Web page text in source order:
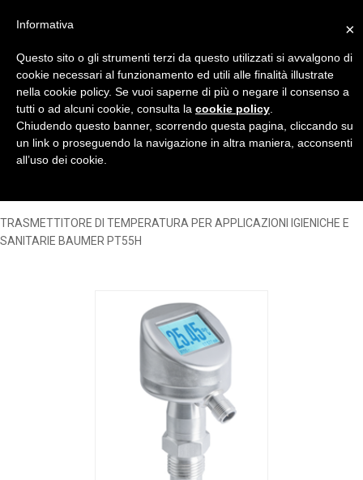
Home MISURA E CONTROLLO TEMPERATURA
TEMPERATURA IGIENICHE
TRASMETTITORE DI TEMPERATURA
PER APPLICAZIONI IGIENICHE E SANITARIE BAUMER PT55H
TRASMETTITORE DI TEMPERATURA PER APPLICAZIONI IGIENICHE E
SANITARIE BAUMER PT55H
×
Informativa
Questo sito o gli strumenti terzi da questo utilizzati si avvalgono di
cookie necessari al funzionamento ed utili alle finalità illustrate
nella cookie policy. Se vuoi saperne di più o negare il consenso a
tutti o ad alcuni cookie, consulta la cookie policy
Chiudendo questo banner, scorrendo questa pagina, cliccando su
un link o proseguendo la navigazione in altra maniera, acconsenti
all’uso dei cookie.